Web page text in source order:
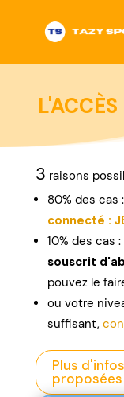
3 raisons
80% des cas :
connecté :
10% des cas
souscrit
pouvez le
ou votre
suffisant,
Plus
proposées